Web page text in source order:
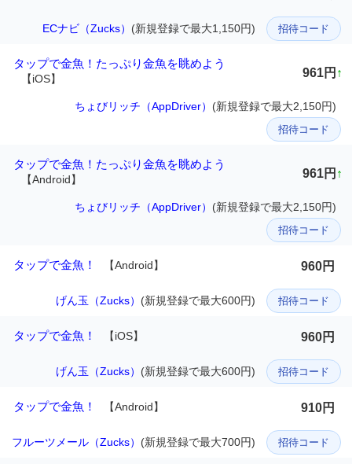
ECナビ（Zucks） (新規登録で最大1,150円) 招待コード
タップで金魚！たっぷり金魚を眺めよう
【iOS】 961円 ↑
ちょびリッチ（AppDriver） (新規登録で最大2,150円)
招待コード
タップで金魚！たっぷり金魚を眺めよう
【Android】 961円 ↑
ちょびリッチ（AppDriver） (新規登録で最大2,150円)
招待コード
タップで金魚！ 【Android】 960円
げん玉（Zucks） (新規登録で最大600円) 招待コード
タップで金魚！ 【iOS】 960円
げん玉（Zucks） (新規登録で最大600円) 招待コード
タップで金魚！ 【Android】 910円
フルーツメール（Zucks） (新規登録で最大700円) 招待コード